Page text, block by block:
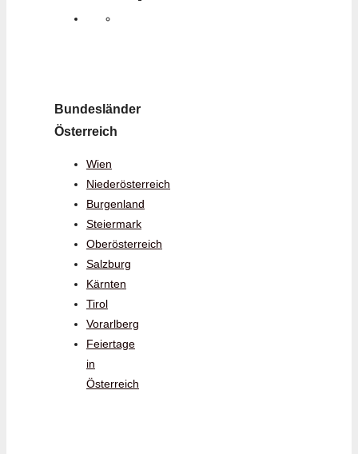
Bundesländer
Österreich
Wien
Niederösterreich
Burgenland
Steiermark
Oberösterreich
Salzburg
Kärnten
Tirol
Vorarlberg
Feiertage
in
Österreich